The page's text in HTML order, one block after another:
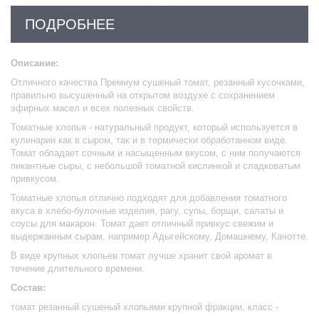
ПОДРОБНЕЕ
Описание:
Отличного качества Премиум сушеный томат, резанный кусочками,
правильно высушенный на открытом воздухе с сохранением
эфирных масел и всех полезных свойств.
Томатные хлопья - натуральный продукт, который используется в
кулинарии как в сыром, так и в термически обработанном виде.
Томат обладает сочным и насыщенным вкусом , с ним получаются
пикантные сыры, с небольшой томатной кислинкой и сладковатым
привкусом.
Томатные хлопья отлично подходят для добавления томатного
вкуса в хлебо-булочные изделия, рагу, супы, борщи, салаты и
соусы для макарон. Томат дает отличный привкус свежим и
выдержанным сырам, например Адыгейскому, Домашнему, Качотте.
В виде крупных хлопьев томат лучше хранит свой аромат в
течение длительного времени.
Состав:
томат резанный сушеный хлопьями крупной фракции, класс -